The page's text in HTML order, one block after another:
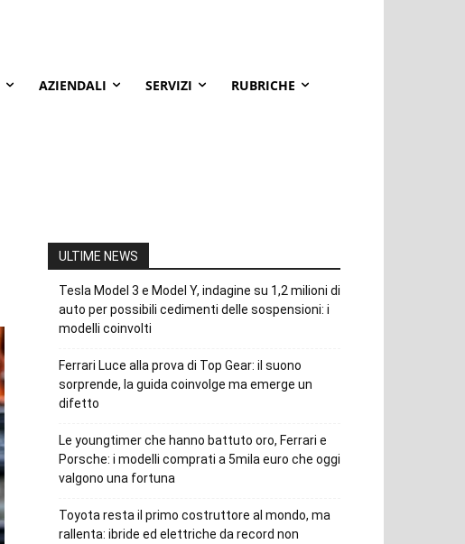
AZIENDALI SERVIZI RUBRICHE
ULTIME NEWS
Tesla Model 3 e Model Y, indagine su 1,2 milioni di
auto per possibili cedimenti delle sospensioni: i
modelli coinvolti
Ferrari Luce alla prova di Top Gear: il suono
sorprende, la guida coinvolge ma emerge un
difetto
Le youngtimer che hanno battuto oro, Ferrari e
Porsche: i modelli comprati a 5mila euro che oggi
valgono una fortuna
Toyota resta il primo costruttore al mondo, ma
rallenta: ibride ed elettriche da record non